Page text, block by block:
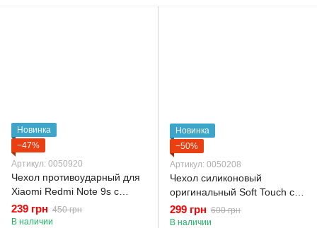
Новинка
−47%
Артикул: 0050920
Чехол противоударный для
Xiaomi Redmi Note 9s с
магнитной пластиной со
шторкой на камере зеленый
239 грн 450 грн
В наличии
Новинка
−50%
Артикул: 0050208
Чехол силиконовый
оригинальный Soft Touch с
3D принтом волшебной
минни маус для Xiaomi
299 грн 600 грн
В наличии